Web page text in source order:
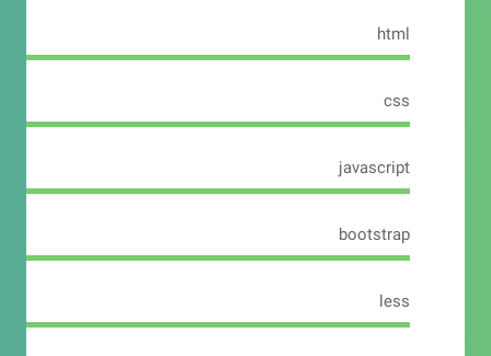
html
css
javascript
bootstrap
less